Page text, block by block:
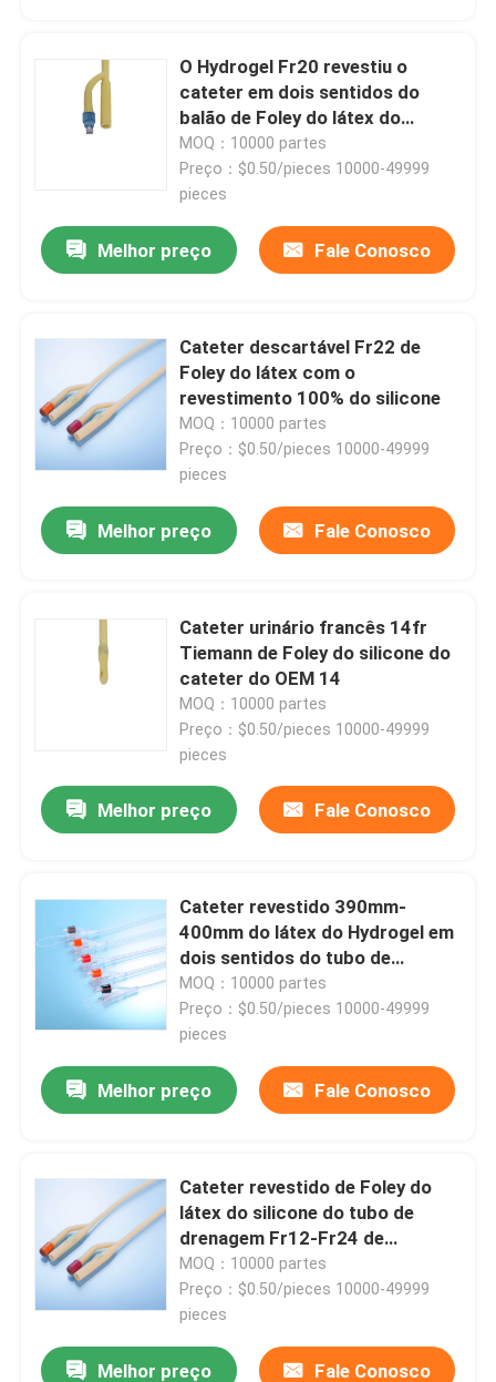
Produtos
Fábrica
Controle de Qualidade
Fale Conosco
Borracha de silicone médica
Bujão de borracha médico
Atuador de borracha da seringa
O Hydrogel Fr20 revestiu o
cateter em dois sentidos do
balão de Foley do látex do
cateter de Foley
MOQ：10000 partes
Preço：$0.50/pieces 10000-49999
pieces
Melhor preço Fale Conosco
Cateter descartável Fr22 de
Foley do látex com o
revestimento 100% do silicone
MOQ：10000 partes
Preço：$0.50/pieces 10000-49999
pieces
Melhor preço Fale Conosco
Cateter urinário francês 14fr
Tiemann de Foley do silicone do
cateter do OEM 14
MOQ：10000 partes
Preço：$0.50/pieces 10000-49999
pieces
Melhor preço Fale Conosco
Cateter revestido 390mm-
400mm do látex do Hydrogel em
dois sentidos do tubo de
drenagem Fr12
MOQ：10000 partes
Preço：$0.50/pieces 10000-49999
pieces
Melhor preço Fale Conosco
Cateter revestido de Foley do
látex do silicone do tubo de
drenagem Fr12-Fr24 de
Tiemann
MOQ：10000 partes
Preço：$0.50/pieces 10000-49999
pieces
Melhor preço Fale Conosco